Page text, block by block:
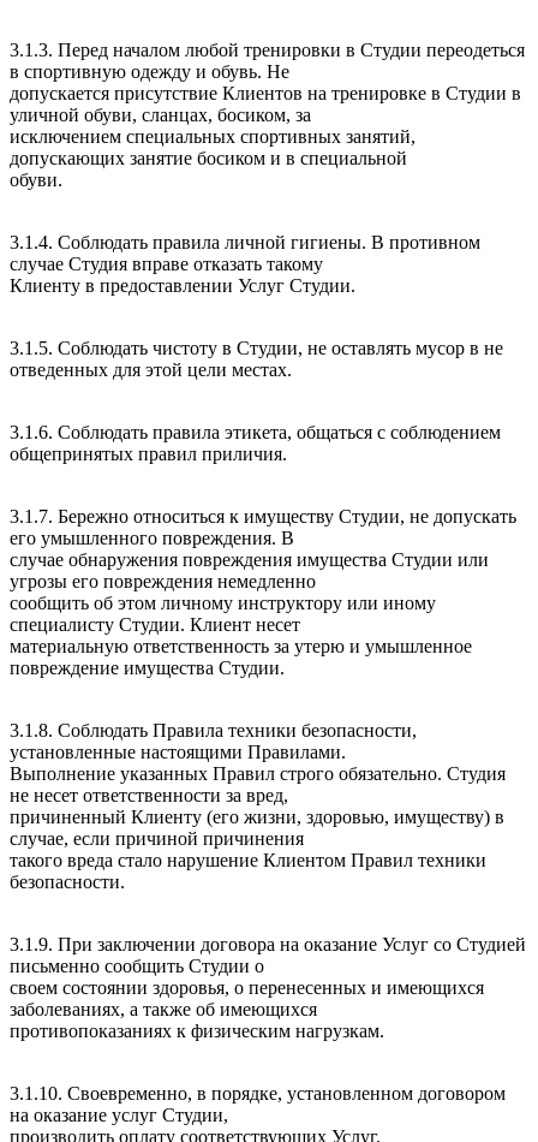
3.1.3. Перед началом любой тренировки в Студии переодеться
в спортивную одежду и обувь. Не
допускается присутствие Клиентов на тренировке в Студии в
уличной обуви, сланцах, босиком, за
исключением специальных спортивных занятий,
допускающих занятие босиком и в специальной
обуви.
3.1.4. Соблюдать правила личной гигиены. В противном
случае Студия вправе отказать такому
Клиенту в предоставлении Услуг Студии.
3.1.5. Соблюдать чистоту в Студии, не оставлять мусор в не
отведенных для этой цели местах.
3.1.6. Соблюдать правила этикета, общаться с соблюдением
общепринятых правил приличия.
3.1.7. Бережно относиться к имуществу Студии, не допускать
его умышленного повреждения. В
случае обнаружения повреждения имущества Студии или
угрозы его повреждения немедленно
сообщить об этом личному инструктору или иному
специалисту Студии. Клиент несет
материальную ответственность за утерю и умышленное
повреждение имущества Студии.
3.1.8. Соблюдать Правила техники безопасности,
установленные настоящими Правилами.
Выполнение указанных Правил строго обязательно. Студия
не несет ответственности за вред,
причиненный Клиенту (его жизни, здоровью, имуществу) в
случае, если причиной причинения
такого вреда стало нарушение Клиентом Правил техники
безопасности.
3.1.9. При заключении договора на оказание Услуг со Студией
письменно сообщить Студии о
своем состоянии здоровья, о перенесенных и имеющихся
заболеваниях, а также об имеющихся
противопоказаниях к физическим нагрузкам.
3.1.10. Своевременно, в порядке, установленном договором
на оказание услуг Студии,
производить оплату соответствующих Услуг.